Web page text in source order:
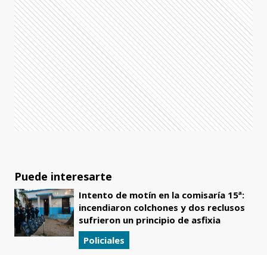
Puede interesarte
Intento de motín en la comisaría 15ª:
incendiaron colchones y dos reclusos
sufrieron un principio de asfixia
Policiales